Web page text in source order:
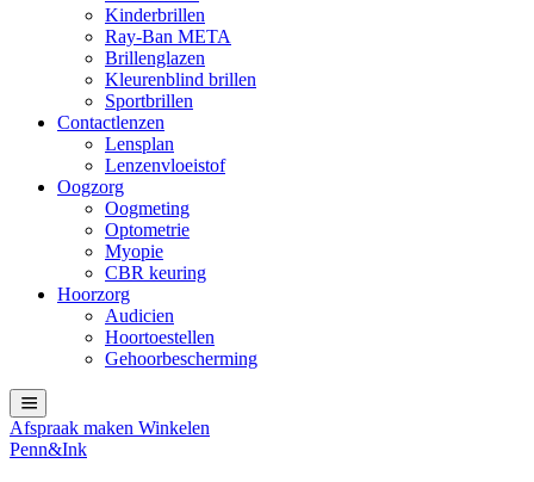
Kinderbrillen
Ray-Ban META
Brillenglazen
Kleurenblind brillen
Sportbrillen
Contactlenzen
Lensplan
Lenzenvloeistof
Oogzorg
Oogmeting
Optometrie
Myopie
CBR keuring
Hoorzorg
Audicien
Hoortoestellen
Gehoorbescherming
Afspraak maken Winkelen
Penn&Ink